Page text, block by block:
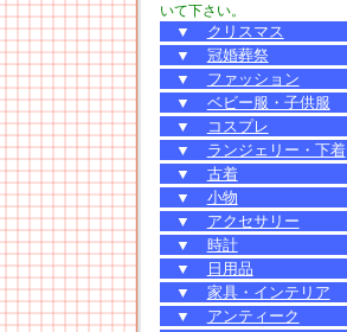
いて下さい。
▼
クリスマス
▼
冠婚葬祭
▼
ファッション
▼
ベビー服・子供服
▼
コスプレ
▼
ランジェリー・下着
▼
古着
▼
小物
▼
アクセサリー
▼
時計
▼
日用品
▼
家具・インテリア
▼
アンティーク